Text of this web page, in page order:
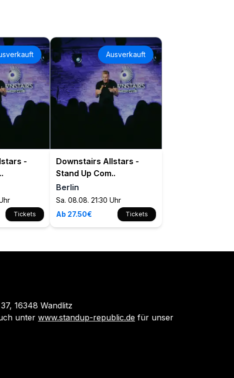
-
Tickets
Ausverkauft
Downstairs Allstars -
Stand Up Com..
Berlin
Sa. 08.08. 21:30 Uhr
Ab 27.50€
Tickets
16348 Wandlitz
unter www.standup-republic.de für unser